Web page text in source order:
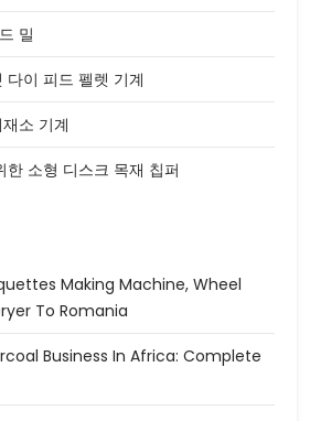
밀
다이 피드 펠렛 기계
소 기계
소형 디스크 목재 칩퍼
Making Machine, Wheel
To Romania
Business In Africa: Complete